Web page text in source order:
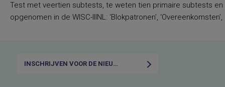
Test met veertien subtests, te weten tien primaire subtests
opgenomen in de WISC-IIINL: ‘Blokpatronen’,
INSCHRIJVEN VOOR DE NIEUWSBRIEF